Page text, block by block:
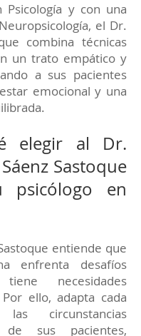
Psicología y con una
el Dr.
combina técnicas
un trato empático y
a sus pacientes
emocional y una
elegir al Dr.
Sastoque
psicólogo en
entiende que
enfrenta desafíos
necesidades
ello, adapta cada
circunstancias
de sus pacientes,